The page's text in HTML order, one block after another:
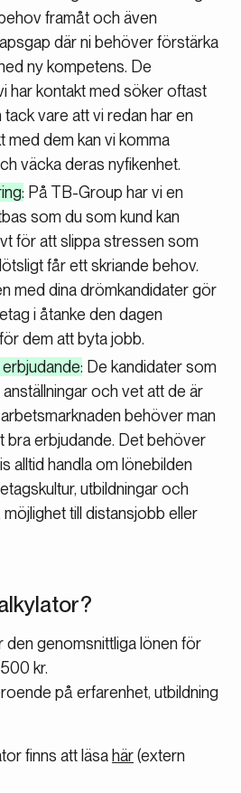
framåt och även
där ni behöver förstärka
ny kompetens. De
har kontakt med söker oftast
tack vare att vi redan har en
med dem kan vi komma
väcka deras nyfikenhet.
: På TB-Group har vi en
som du som kund kan
för att slippa stressen som
får ett skriande behov.
med dina drömkandidater gör
i åtanke den dagen
dem att byta jobb.
: De kandidater som
och vet att de är
behöver man
bra erbjudande. Det behöver
alltid handla om lönebilden
utbildningar och
till distansjobb eller
den genomsnittliga lönen för
kr.
på erfarenhet, utbildning
finns att läsa här(extern